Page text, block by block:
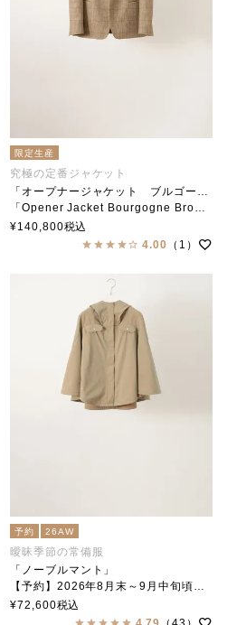
限定生産
究極の定番ジャケット
「オープナージャケット ブルゴーニュチェックブラウン」
「Opener Jacket Bourgogne Brown Check」
soutiencollar
¥140,800税込
4.00 （1）
予約 26AW
曖昧季節の常備服
「ノーブルマント」
【予約】2026年8月末～9月中旬頃入荷予定
「Noble Mantle」
soutiencollar(ステンカラー)
¥72,600税込